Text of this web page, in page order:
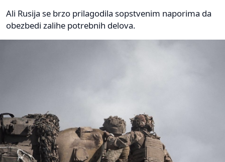
Ali Rusija se brzo prilagodila sopstvenim naporima da
obezbedi zalihe potrebnih delova.